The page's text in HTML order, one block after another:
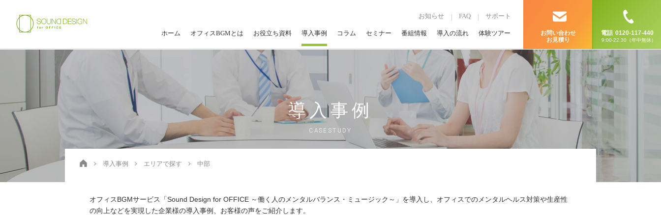
お問い合わせ
お見積り
電話 0120-117-440
9:00-22:30（年中無休）
お知らせ FAQ サポート
ホーム オフィスBGMとは お役立ち資料 導入事例 コラム セミナー 番組情報 導入の流れ 体験ツアー
導入事例
CASESTUDY
導入事例 エリアで探す 中部
オフィスBGMサービス「Sound Design for OFFICE ～働く人のメンタルバランス・ミュージック～」を導入し、オフィスでのメンタルヘルス対策や生産性
の向上などを実現した企業様の導入事例、お客様の声をご紹介します。